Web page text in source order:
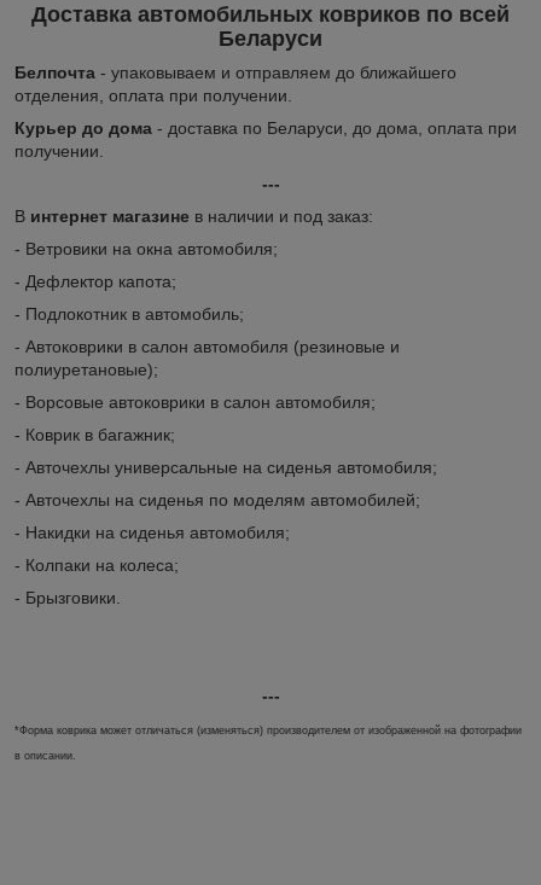
Доставка автомобильных ковриков по всей
Беларуси
Белпочта - упаковываем и отправляем до ближайшего
отделения, оплата при получении.
Курьер до дома - доставка по Беларуси, до дома, оплата при
получении.
---
В интернет магазине в наличии и под заказ:
- Ветровики на окна автомобиля;
- Дефлектор капота;
- Подлокотник в автомобиль;
- Автоковрики в салон автомобиля (резиновые и
полиуретановые);
- Ворсовые автоковрики в салон автомобиля;
- Коврик в багажник;
- Авточехлы универсальные на сиденья автомобиля;
- Авточехлы на сиденья по моделям автомобилей;
- Накидки на сиденья автомобиля;
- Колпаки на колеса;
- Брызговики.
---
*Форма коврика может отличаться (изменяться) производителем от изображенной на фотографии
в описании.